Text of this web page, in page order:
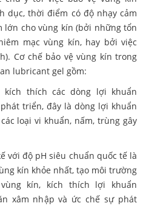
dục, thời điểm có độ nhạy cảm
lớn cho vùng kín (bởi những tổn
mạc vùng kín, hay bởi việc
Cơ chế bảo vệ vùng kín trong
lubricant gel gồm:
thích các dòng lợi khuẩn
triển, đây là dòng lợi khuẩn
loại vi khuẩn, nấm, trùng gây
với độ pH siêu chuẩn quốc tế là
kín khỏe nhất, tạo môi trường
kín, kích thích lợi khuẩn
xâm nhập và ức chế sự phát